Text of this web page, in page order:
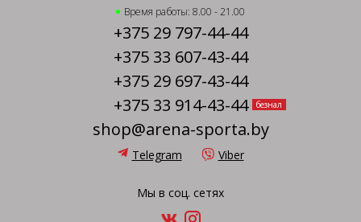
Время работы: 8.00 - 21.00
+375 29 797-44-44
+375 33 607-43-44
+375 29 697-43-44
+375 33 914-43-44
безнал
shop@arena-sporta.by
Telegram Viber
Мы в соц. сетях